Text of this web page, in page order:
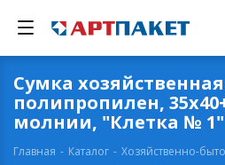
Сумка хозяйственная
полипропилен,
молнии, "Клетка № 1"
Главная - Каталог - Хозяйственно-